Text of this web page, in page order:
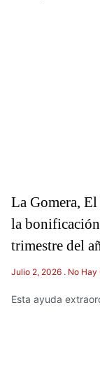
La Gomera,
la
trimestre del
Julio 2, 2026 No Hay
Esta ayuda